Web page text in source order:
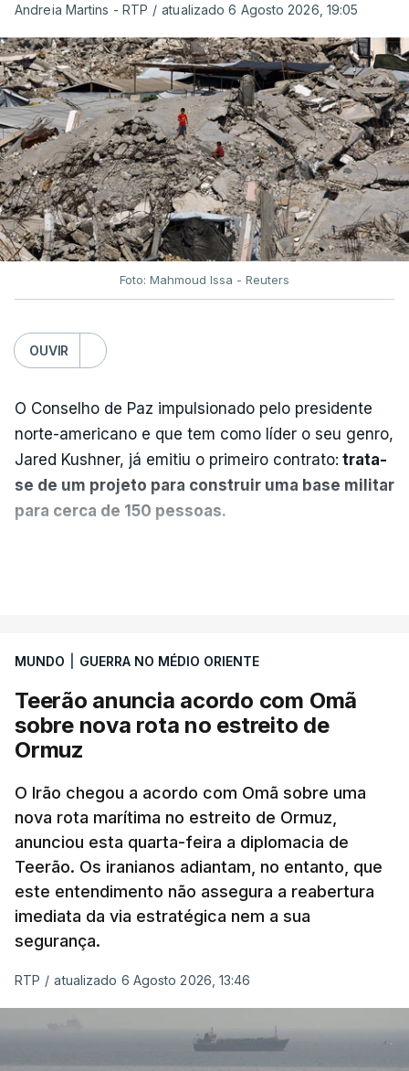
Andreia Martins - RTP / atualizado 6 Agosto 2026, 19:05
Foto: Mahmoud Issa - Reuters
OUVIR
O Conselho de Paz impulsionado pelo presidente
norte-americano e que tem como líder o seu genro,
Jared Kushner, já emitiu o primeiro contrato: trata-
se de um projeto para construir uma base militar
para cerca de 150 pessoas.
que já colaborou com a Administração norte-
americana em projetos no Médio Oriente,
nomeadamente no Iraque.
militar deverá ficar nos 60 por cento de
território de Gaza que Israel controla e a cerca
de 1,5 quilómetros da fronteira com Israel.
Permite, desta forma, uma extração rápida em
caso de ataque.
Segundo um funcionário do Conselho de Paz, a
organização está na “fase final de preparação de
instalações de apoio à Força Internacional de
MUNDO GUERRA NO MÉDIO ORIENTE
Teerão anuncia acordo com Omã
sobre nova rota no estreito de
Ormuz
O Irão chegou a acordo com Omã sobre uma
nova rota marítima no estreito de Ormuz,
anunciou esta quarta-feira a diplomacia de
Teerão. Os iranianos adiantam, no entanto, que
este entendimento não assegura a reabertura
imediata da via estratégica nem a sua
segurança.
RTP / atualizado 6 Agosto 2026, 13:46